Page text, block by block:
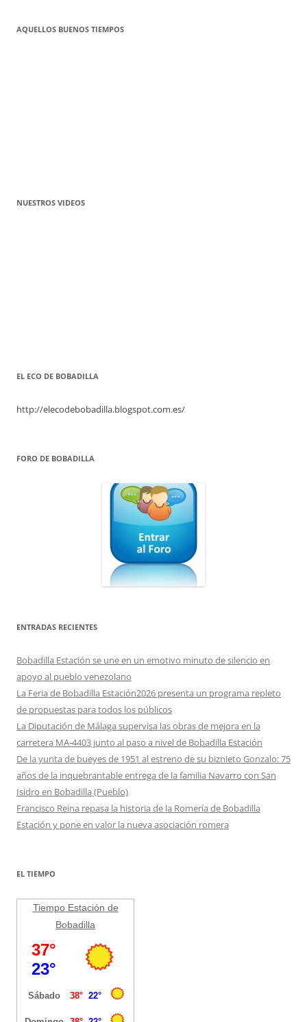
AQUELLOS BUENOS TIEMPOS
NUESTROS VIDEOS
EL ECO DE BOBADILLA
http://elecodebobadilla.blogspot.com.es/
FORO DE BOBADILLA
ENTRADAS RECIENTES
Bobadilla Estación se une en un emotivo minuto de silencio en
apoyo al pueblo venezolano
La Feria de Bobadilla Estación2026 presenta un programa repleto
de propuestas para todos los públicos
La Diputación de Málaga supervisa las obras de mejora en la
carretera MA-4403 junto al paso a nivel de Bobadilla Estación
De la yunta de bueyes de 1951 al estreno de su biznieto Gonzalo: 75
años de la inquebrantable entrega de la familia Navarro con San
Isidro en Bobadilla (Pueblo)
Francisco Reina repasa la historia de la Romería de Bobadilla
Estación y pone en valor la nueva asociación romera
EL TIEMPO
Tiempo Estación de
Bobadilla